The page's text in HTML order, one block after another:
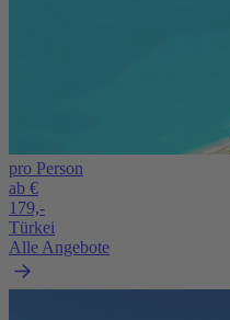
pro Person
ab €
179,-
Türkei
Alle Angebote